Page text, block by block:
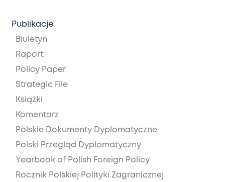
Publikacje
Biuletyn
Raport
Policy Paper
Strategic File
Książki
Komentarz
Polskie Dokumenty Dyplomatyczne
Polski Przegląd Dyplomatyczny
Yearbook of Polish Foreign Policy
Rocznik Polskiej Polityki Zagranicznej